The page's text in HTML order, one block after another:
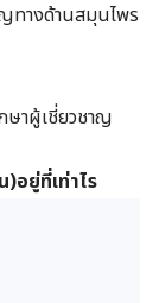
ทางด้านสมุนไพร
ษาผู้เชี่ยวชาญ
อยู่ที่เท่าไร